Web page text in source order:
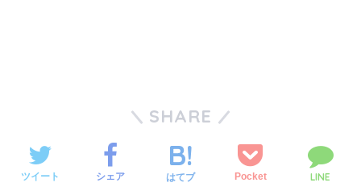
SHARE
ツイート シェア はてブ Pocket LINE